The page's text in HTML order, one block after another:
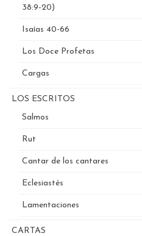
38:9-20)
Isaías 40-66
Los Doce Profetas
Cargas
LOS ESCRITOS
Salmos
Rut
Cantar de los cantares
Eclesiastés
Lamentaciones
CARTAS